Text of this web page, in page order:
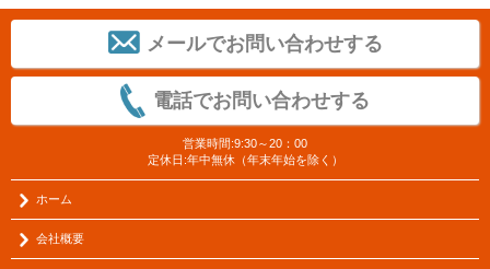
メールでお問い合わせする
電話でお問い合わせする
営業時間:9:30～20：00
定休日:年中無休（年末年始を除く）
ホーム
会社概要